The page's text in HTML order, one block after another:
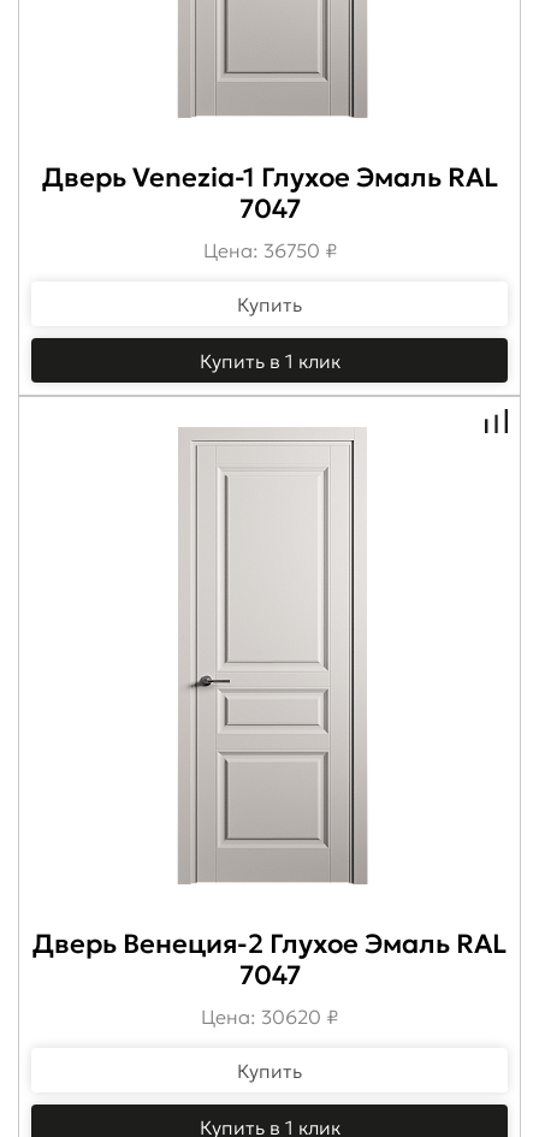
Дверь Venezia-1 Глухое Эмаль RAL
7047
Цена: 36750 ₽
Купить
Купить в 1 клик
Дверь Венеция-2 Глухое Эмаль RAL
7047
Цена: 30620 ₽
Купить
Купить в 1 клик